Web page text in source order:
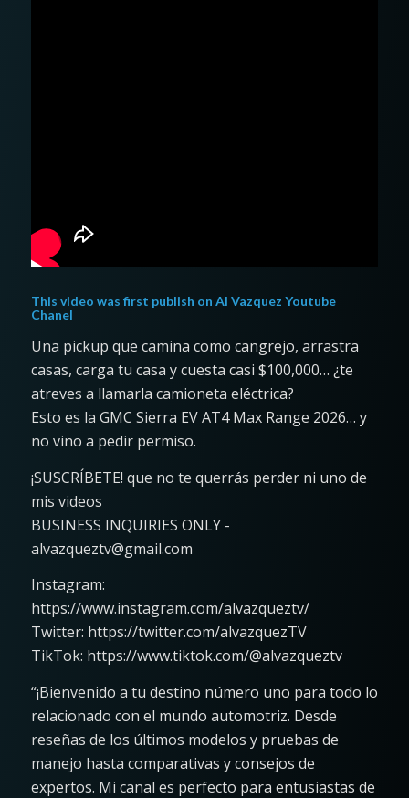
This video was first publish on Al Vazquez Youtube
Chanel
Una pickup que camina como cangrejo, arrastra
casas, carga tu casa y cuesta casi $100,000… ¿te
atreves a llamarla camioneta eléctrica?
Esto es la GMC Sierra EV AT4 Max Range 2026… y
no vino a pedir permiso.
¡SUSCRÍBETE! que no te querrás perder ni uno de
mis videos
BUSINESS INQUIRIES ONLY -
alvazqueztv@gmail.com
Instagram:
https://www.instagram.com/alvazqueztv/
Twitter: https://twitter.com/alvazquezTV
TikTok: https://www.tiktok.com/@alvazqueztv
“¡Bienvenido a tu destino número uno para todo lo
relacionado con el mundo automotriz. Desde
reseñas de los últimos modelos y pruebas de
manejo hasta comparativas y consejos de
expertos. Mi canal es perfecto para entusiastas de